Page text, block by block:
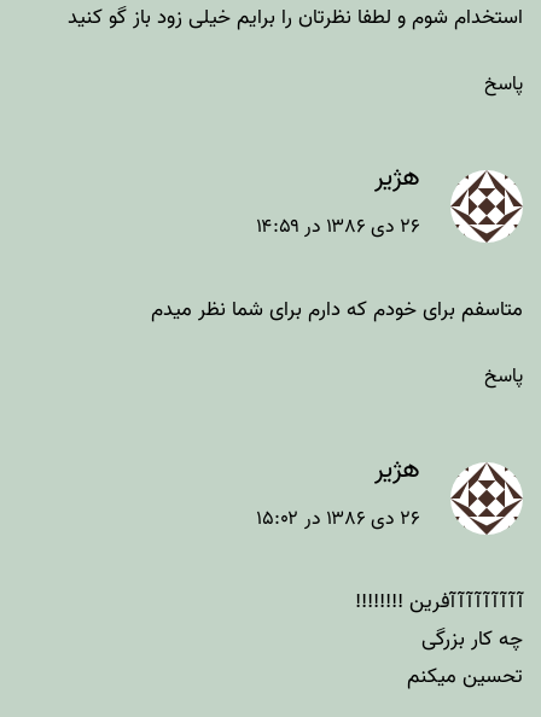
استخدام شوم و لطفا نظرتان را برایم خیلی زود باز گو کنید
پاسخ
هژیر
۲۶ دی ۱۳۸۶ در ۱۴:۵۹
متاسفم برای خودم که دارم برای شما نظر میدم
پاسخ
هژیر
۲۶ دی ۱۳۸۶ در ۱۵:۰۲
آآآآآآآآآفرین !!!!!!!!
چه کار بزرگی
تحسین میکنم